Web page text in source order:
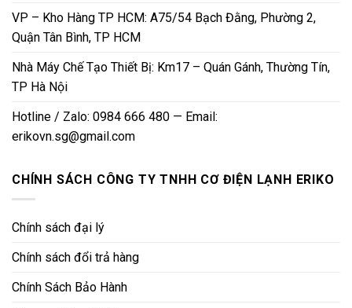
VP – Kho Hàng TP HCM: A75/54 Bạch Đằng, Phường 2,
Quận Tân Bình, TP HCM
Nhà Máy Chế Tạo Thiết Bị: Km17 – Quán Gánh, Thường Tín,
TP Hà Nội
Hotline / Zalo: 0984 666 480 — Email:
erikovn.sg@gmail.com
CHÍNH SÁCH CÔNG TY TNHH CƠ ĐIỆN LẠNH ERIKO
Chính sách đại lý
Chính sách đổi trả hàng
Chính Sách Bảo Hành